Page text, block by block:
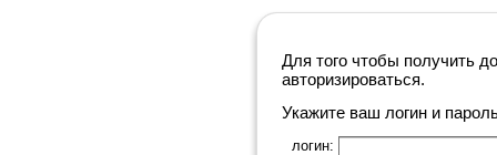
Для того чтобы получить
авторизироваться.
Укажите ваш логин и
логин: